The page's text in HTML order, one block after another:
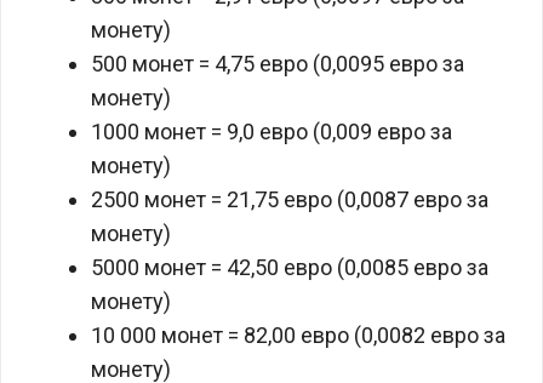
монету)
500 монет = 4,75 евро (0,0095 евро за
монету)
1000 монет = 9,0 евро (0,009 евро за
монету)
2500 монет = 21,75 евро (0,0087 евро за
монету)
5000 монет = 42,50 евро (0,0085 евро за
монету)
10 000 монет = 82,00 евро (0,0082 евро за
монету)